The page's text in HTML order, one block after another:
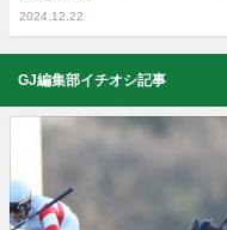
2024.12.22
GJ編集部イチオシ記事